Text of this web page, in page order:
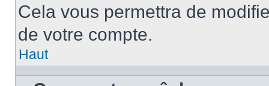
Cela vous permettra de
de votre compte.
Haut